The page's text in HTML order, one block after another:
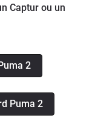
Captur ou un
2
Puma 2